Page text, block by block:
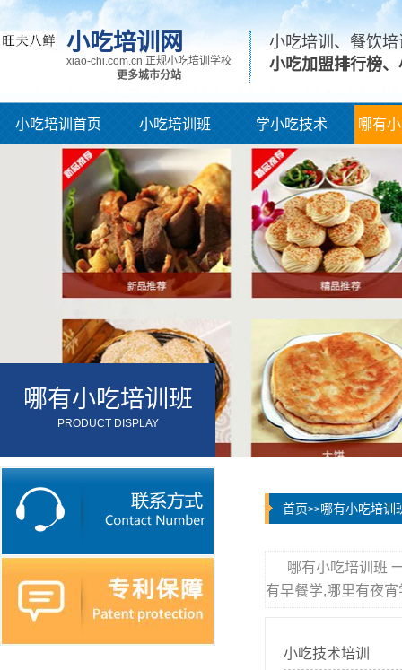
小吃培训网
xiao-chi.com.cn 正规小吃培训学校
更多城市分站
小吃培训、餐饮培
小吃加盟排行榜
小吃培训首页 小吃培训班 学小吃技术 哪有
哪有小吃培训班
PRODUCT DISPLAY
首页>>哪有小吃培训
哪有小吃培训班
有早餐学,哪里有夜
小吃技术培训